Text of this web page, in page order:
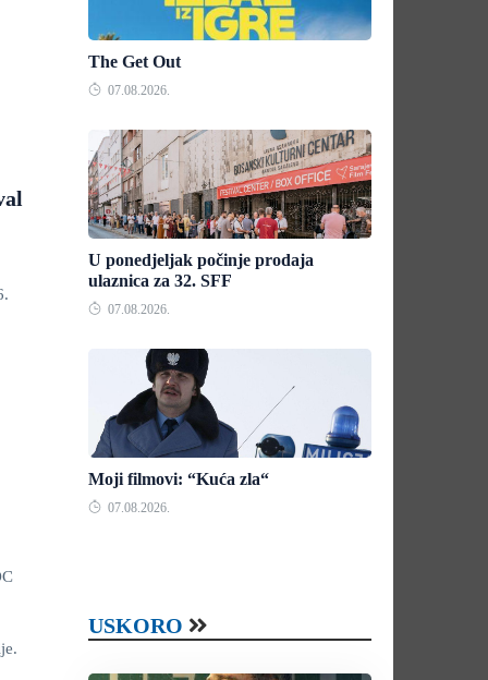
The Get Out
07.08.2026.
U ponedjeljak počinje prodaja
ulaznica za 32. SFF
07.08.2026.
Moji filmovi: “Kuća zla“
07.08.2026.
USKORO